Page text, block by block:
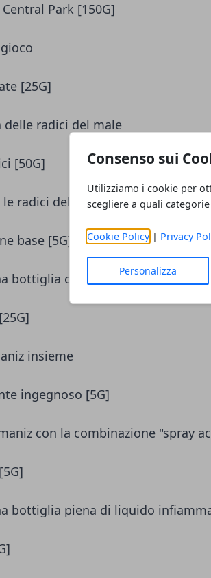
Consenso sui
Utilizziamo i cookie per
scegliere a quali
Cookie Policy| Privacy
Personalizza
Park [150G]
[25G]
delle radici del male
[50G]
radici del male
base [5G]
bottiglia con del nastro adesivo
insieme
ingegnoso [5G]
con la combinazione "spray
bottiglia piena di liquido